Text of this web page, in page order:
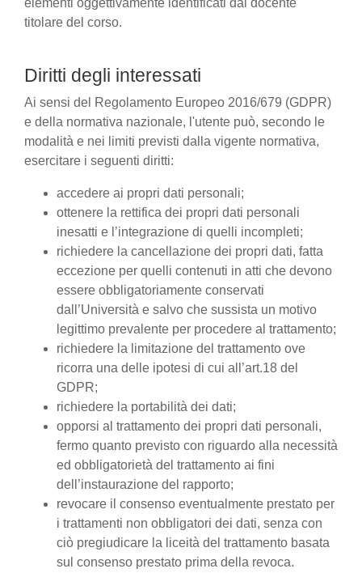
elementi oggettivamente identificati dal docente
titolare del corso.
Diritti degli interessati
Ai sensi del Regolamento Europeo 2016/679 (GDPR)
e della normativa nazionale, l'utente può, secondo le
modalità e nei limiti previsti dalla vigente normativa,
esercitare i seguenti diritti:
accedere ai propri dati personali;
ottenere la rettifica dei propri dati personali
inesatti e l’integrazione di quelli incompleti;
richiedere la cancellazione dei propri dati, fatta
eccezione per quelli contenuti in atti che devono
essere obbligatoriamente conservati
dall’Università e salvo che sussista un motivo
legittimo prevalente per procedere al trattamento;
richiedere la limitazione del trattamento ove
ricorra una delle ipotesi di cui all’art.18 del
GDPR;
richiedere la portabilità dei dati;
opporsi al trattamento dei propri dati personali,
fermo quanto previsto con riguardo alla necessità
ed obbligatorietà del trattamento ai fini
dell’instaurazione del rapporto;
revocare il consenso eventualmente prestato per
i trattamenti non obbligatori dei dati, senza con
ciò pregiudicare la liceità del trattamento basata
sul consenso prestato prima della revoca.